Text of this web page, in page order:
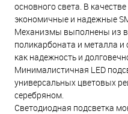
основного света. В
экономичные и надежные
Механизмы выполнены из
поликарбоната и металла
как надежность и
Минималистичная LED
универсальных цветовых
серебряном.
Светодиодная подсветка